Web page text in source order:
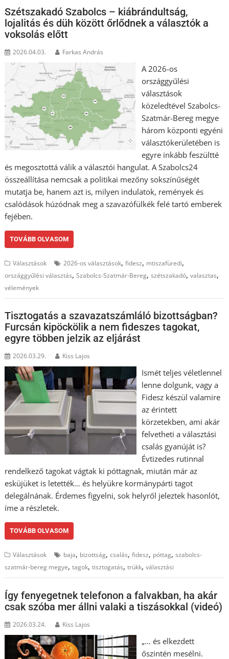
Szétszakadó Szabolcs – kiábrándultság,
lojalitás és düh között őrlődnek a választók a
voksolás előtt
2026.04.03. Farkas András
A 2026-os
országgyűlési
választások
közeledtével Szabolcs-
Szatmár-Bereg megye
három központi egyéni
választókerületében is
egyre inkább feszültté
és megosztottá válik a választói hangulat. A Szabolcs24
összeállítása nemcsak a politikai mezőny sokszínűségét
mutatja be, hanem azt is, milyen indulatok, remények és
csalódások húzódnak meg a szavazófülkék felé tartó emberek
fejében.
TOVÁBB OLVASOM
Választások 2026-os választások,fidesz, mtiszafüredi,
országgyűlési választás,Szabolcs-Szatmár-Bereg,szétszakadó,valasztas,
vélemények
Tisztogatás a szavazatszámláló bizottságban?
Furcsán kipöckölik a nem fideszes tagokat,
egyre többen jelzik az eljárást
2026.03.29. Kiss Lajos
Ismét teljes véletlennel
lenne dolgunk, vagy a
Fidesz készül valamire
az érintett
körzetekben, ami akár
felvetheti a választási
csalás gyanúját is?
Évtizedes rutinnal
rendelkező tagokat vágtak ki póttagnak, miután már az
esküjüket is letették… és helyükre kormánypárti tagot
delegálnának. Érdemes figyelni, sok helyről jeleztek hasonlót,
íme a részletek.
TOVÁBB OLVASOM
Választások baja, bizottság,csalás,fidesz, póttag,szabolcs-
szatmár-bereg megye,tagok,tisztogatás,trükk,választási
Így fenyegetnek telefonon a falvakban, ha akár
csak szóba mer állni valaki a tiszásokkal (videó)
2026.03.24. Kiss Lajos
„… és elkezdett
őszintén mesélni.